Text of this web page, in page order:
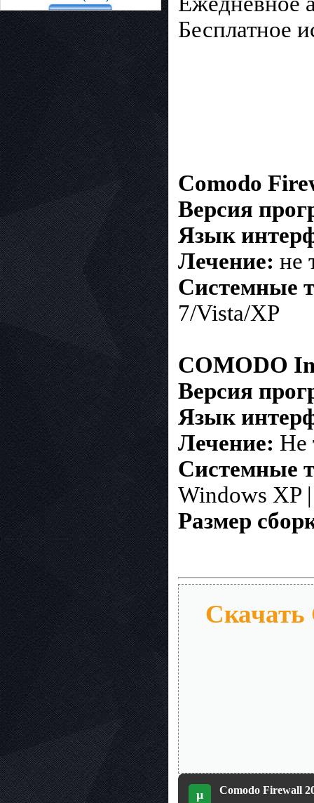
Бесплатное
Comodo
Версия
Язык
Лечение: не
Системные
7/Vista/XP
COMODO
Версия
Язык
Лечение: Не
Системные
Windows XP
Размер
Скачать
µ Comodo Firewall